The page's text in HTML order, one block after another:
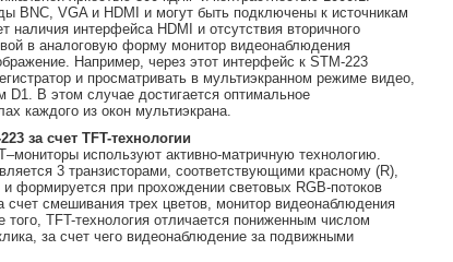
BNC, VGA и HDMI и могут быть подключены к источникам
наличия интерфейса HDMI и отсутствия вторичного
в аналоговую форму монитор видеонаблюдения
Например, через этот интерфейс к STM-223
и просматривать в мультиэкранном режиме видео,
D1. В этом случае достигается оптимальное
каждого из окон мультиэкрана.
за счет TFT-технологии
используют активно-матричную технологию.
3 транзисторами, соответствующими красному (R),
формируется при прохождении световых RGB-потоков
смешивания трех цветов, монитор видеонаблюдения
TFT-технология отличается пониженным числом
за счет чего видеонаблюдение за подвижными